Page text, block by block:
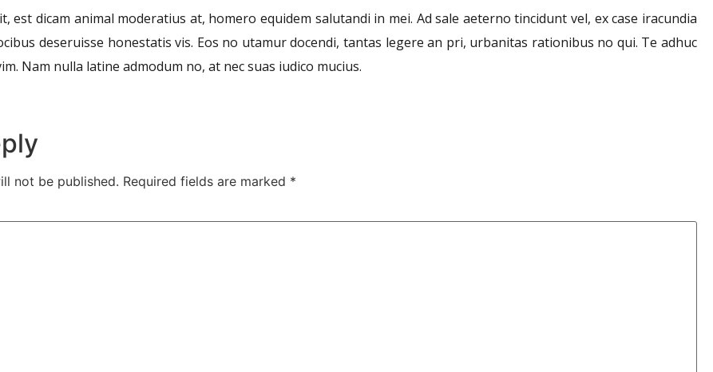
est dicam animal moderatius at, homero equidem salutandi in mei. Ad sale aeterno tincidunt vel, ex case iracundia
deseruisse honestatis vis. Eos no utamur docendi, tantas legere an pri, urbanitas rationibus no qui. Te adhuc
Nam nulla latine admodum no, at nec suas iudico mucius.
not be published. Required fields are marked *